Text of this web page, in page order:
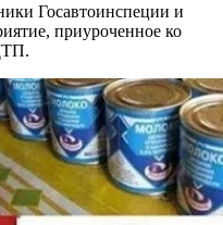
Госавтоинспеции и
приуроченное ко